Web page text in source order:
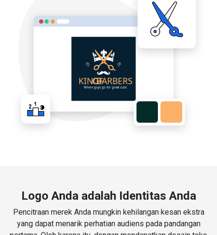
Logo Anda adalah Identitas Anda
Pencitraan merek Anda mungkin kehilangan kesan ekstra
yang dapat menarik perhatian audiens pada pandangan